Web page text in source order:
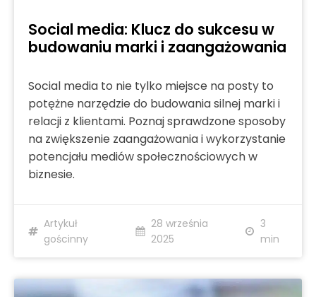
Social media: Klucz do sukcesu w
budowaniu marki i zaangażowania
Social media to nie tylko miejsce na posty to
potężne narzędzie do budowania silnej marki i
relacji z klientami. Poznaj sprawdzone sposoby
na zwiększenie zaangażowania i wykorzystanie
potencjału mediów społecznościowych w
biznesie.
Artykuł
gościnny
28 września
2025
3
min